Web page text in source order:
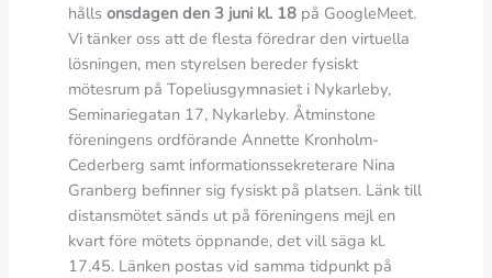
hållsonsdagen den 3 juni kl. 18 på GoogleMeet.
Vi tänker oss att de flesta föredrar den virtuella
lösningen, men styrelsen bereder fysiskt
mötesrum på Topeliusgymnasiet i Nykarleby,
Seminariegatan 17, Nykarleby.Åtminstone
föreningens ordförande Annette Kronholm-
Cederberg samt informationssekreterare Nina
Granberg befinner sig fysiskt på platsen. Länk till
distansmötet sänds ut på föreningens mejl en
kvart före mötets öppnande, det vill säga kl.
17.45. Länken postas vid samma tidpunkt på